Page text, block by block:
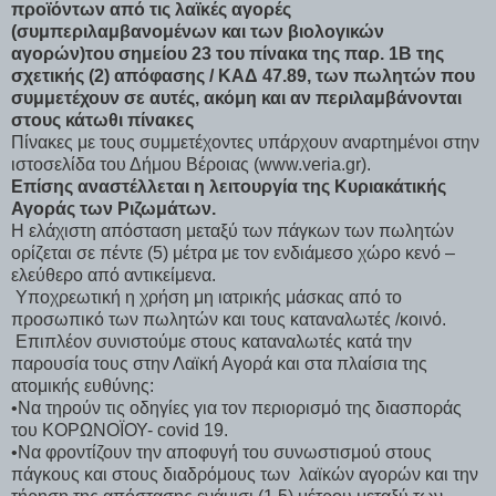
προϊόντων από τις λαϊκές αγορές
(συμπεριλαμβανομένων και των βιολογικών
αγορών)του σημείου 23 του πίνακα της παρ. 1Β της
σχετικής (2) απόφασης / ΚΑΔ 47.89, των πωλητών που
συμμετέχουν σε αυτές, ακόμη και αν περιλαμβάνονται
στους κάτωθι πίνακες
Πίνακες με τους συμμετέχοντες υπάρχουν αναρτημένοι στην
ιστοσελίδα του Δήμου Βέροιας (www.veria.gr).
Επίσης αναστέλλεται η λειτουργία της Κυριακάτικής
Αγοράς των Ριζωμάτων.
Η ελάχιστη απόσταση μεταξύ των πάγκων των πωλητών
ορίζεται σε πέντε (5) μέτρα με τον ενδιάμεσο χώρο κενό –
ελεύθερο από αντικείμενα.
Υποχρεωτική η χρήση μη ιατρικής μάσκας από το
προσωπικό των πωλητών και τους καταναλωτές /κοινό.
Επιπλέον συνιστούμε στους καταναλωτές κατά την
παρουσία τους στην Λαϊκή Αγορά και στα πλαίσια της
ατομικής ευθύνης:
•Να τηρούν τις οδηγίες για τον περιορισμό της διασποράς
του ΚΟΡΩΝΟΪΟΥ- covid 19.
•Να φροντίζουν την αποφυγή του συνωστισμού στους
πάγκους και στους διαδρόμους των λαϊκών αγορών και την